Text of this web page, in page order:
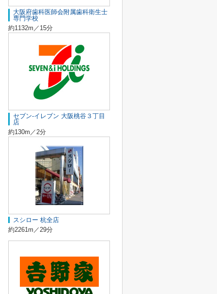
大阪府歯科医師会附属歯科衛生士
専門学校
約1132m／15分
セブン-イレブン 大阪桃谷３丁目
店
約130m／2分
スシロー 杭全店
約2261m／29分